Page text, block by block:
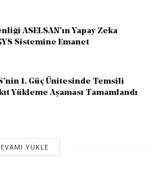
ASELSAN’ın Yapay Zeka
Sistemine Emanet
1. Güç Ünitesinde Temsili
Yükleme Aşaması Tamamlandı
YÜKLE